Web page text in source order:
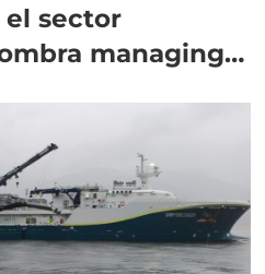
sector
managing